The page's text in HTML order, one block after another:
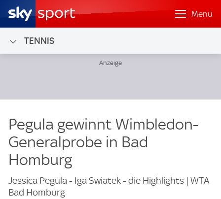
Menü
TENNIS
Pegula gewinnt Wimbledon-
Generalprobe in Bad
Homburg
Jessica Pegula - Iga Swiatek - die Highlights | WTA
Bad Homburg